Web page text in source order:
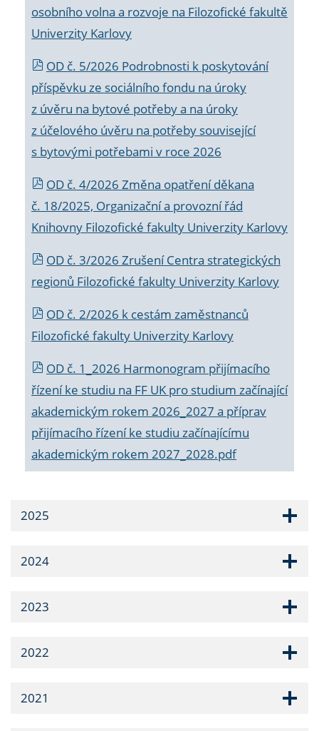
osobního volna a rozvoje na Filozofické fakultě
Univerzity Karlovy
OD č. 5/2026 Podrobnosti k poskytování
příspěvku ze sociálního fondu na úroky
z úvěru na bytové potřeby a na úroky
z účelového úvěru na potřeby související
s bytovými potřebami v roce 2026
OD č. 4/2026 Změna opatření děkana
č. 18/2025, Organizační a provozní řád
Knihovny Filozofické fakulty Univerzity Karlovy
OD č. 3/2026 Zrušení Centra strategických
regionů Filozofické fakulty Univerzity Karlovy
OD č. 2/2026 k cestám zaměstnanců
Filozofické fakulty Univerzity Karlovy
OD č. 1_2026 Harmonogram přijímacího
řízení ke studiu na FF UK pro studium začínající
akademickým rokem 2026_2027 a příprav
přijímacího řízení ke studiu začínajícímu
akademickým rokem 2027_2028.pdf
2025
2024
2023
2022
2021